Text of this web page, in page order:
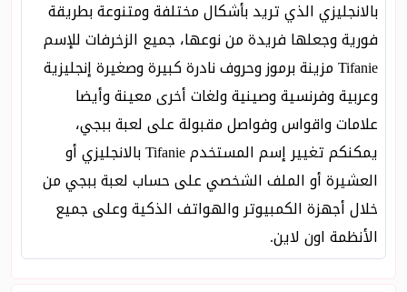
بالانجليزي الذي تريد بأشكال مختلفة ومتنوعة بطريقة
فورية وجعلها فريدة من نوعها، جميع الزخرفات للإسم
Tifanie مزينة برموز وحروف نادرة كبيرة وصغيرة إنجليزية
وعربية وفرنسية وصينية ولغات أخرى معينة وأيضا
علامات واقواس وفواصل مقبولة على لعبة ببجي،
يمكنكم تغيير إسم المستخدم Tifanie بالانجليزي أو
العشيرة أو الملف الشخصي على حساب لعبة ببجي من
خلال أجهزة الكمبيوتر والهواتف الذكية وعلى جميع
الأنظمة اون لاين.